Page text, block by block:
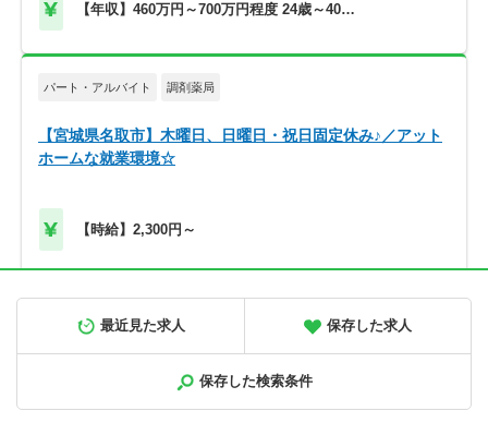
【年収】460万円～700万円程度 24歳～40歳
パート・アルバイト 調剤薬局
【宮城県名取市】木曜日、日曜日・祝日固定休み♪／アット
ホームな就業環境☆
【時給】2,300円～
【北海道旭川市】高給与！580万円～／メディカルビレッジ
内の調剤薬局です＜薬剤師＞
最近見た求人 保存した求人
保存した検索条件